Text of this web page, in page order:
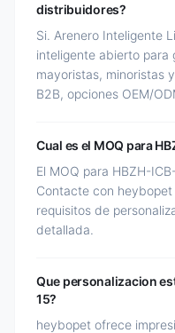
distribuidores?
Si. Arenero Inteligente
inteligente abierto para
mayoristas, minoristas
B2B, opciones OEM/
Cual es el MOQ para
El MOQ para HBZH-
Contacte con
requisitos de
detallada.
Que personalizacion
15?
heybopet ofrece